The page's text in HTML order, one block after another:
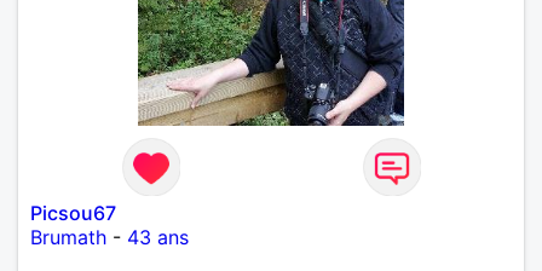
Picsou67
Brumath - 43 ans